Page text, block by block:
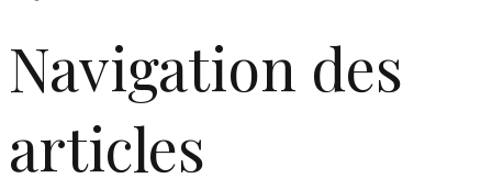
Navigation des
articles